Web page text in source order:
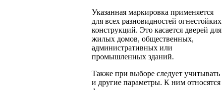
Указанная маркировка применяется
для всех разновидностей огнестойких
конструкций. Это касается дверей для
жилых домов, общественных,
административных или
промышленных зданий.
Также при выборе следует учитывать
и другие параметры. К ним относятся